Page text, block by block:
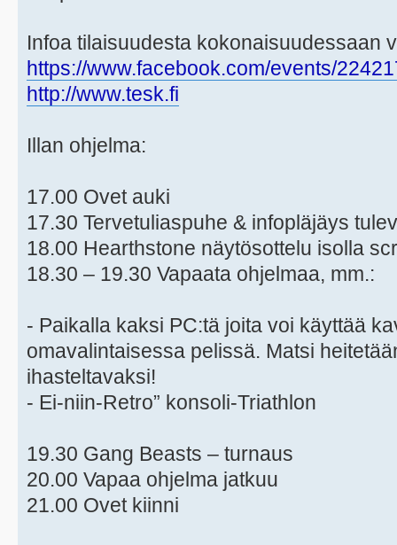
Infoa tilaisuudesta kokonaisuudessaan
https://www.facebook.com/events/
http://www.tesk.fi
Illan ohjelma:
17.00 Ovet auki
17.30 Tervetuliaspuhe & infopläjäys
18.00 Hearthstone näytösottelu isolla
18.30 – 19.30 Vapaata ohjelmaa, mm.:
- Paikalla kaksi PC:tä joita voi käyttää
omavalintaisessa pelissä. Matsi
ihasteltavaksi!
- Ei-niin-Retro” konsoli-Triathlon
19.30 Gang Beasts – turnaus
20.00 Vapaa ohjelma jatkuu
21.00 Ovet kiinni